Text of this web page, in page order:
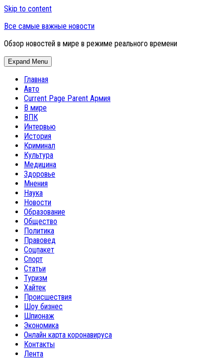
Skip to content
Все самые важные новости
Обзор новостей в мире в режиме реального времени
Expand Menu
Главная
Авто
Current Page Parent Армия
В мире
ВПК
Интервью
История
Криминал
Культура
Медицина
Здоровье
Мнения
Наука
Новости
Образование
Общество
Политика
Правовед
Соцпакет
Спорт
Статьи
Туризм
Хайтек
Происшествия
Шоу бизнес
Шпионаж
Экономика
Онлайн карта коронавируса
Контакты
Лента